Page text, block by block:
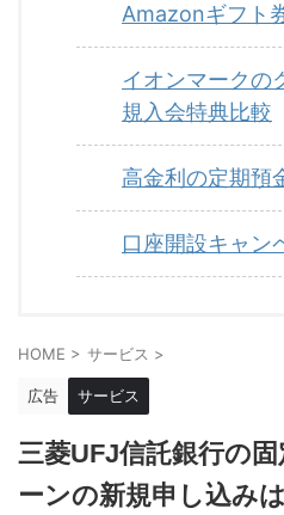
Amazonギフト
イオンマークの
規入会特典比較
高金利の定期預
口座開設キャン
HOME > サービス >
広告 サービス
三菱UFJ信託銀行の
ーンの新規申し込み